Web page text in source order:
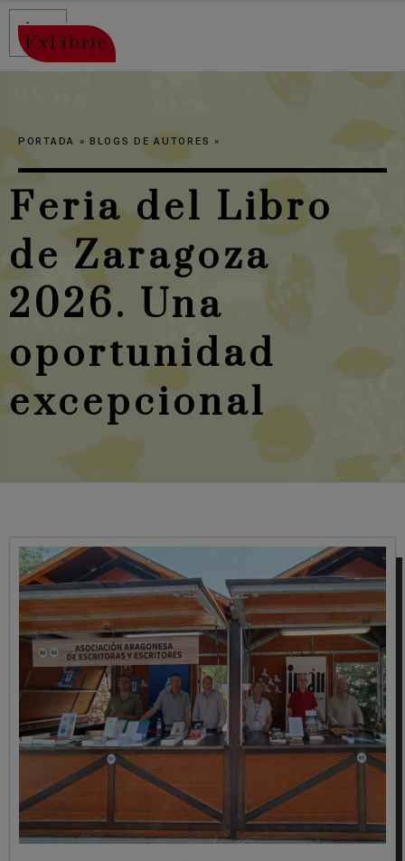
ExLibric
Feria del Libro
de Zaragoza
2026. Una
oportunidad
excepcional
PORTADA »BLOGS DE AUTORES »